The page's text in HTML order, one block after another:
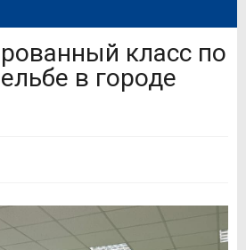
класс по
в городе